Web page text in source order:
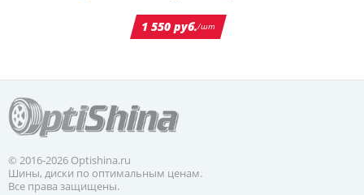
1 550 руб./шт
© 2016-2026 Optishina.ru
Шины, диски по оптимальным ценам.
Все права защищены.